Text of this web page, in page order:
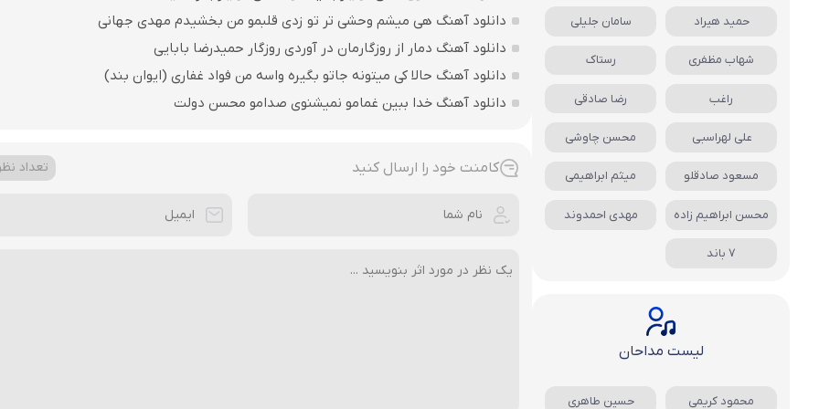
دانلود آهنگ هی میشم وحشی تر تو زدی قلبمو من بخشیدم مهدی جهانی
دانلود آهنگ دمار از روزگارمان در آوردی روزگار حمیدرضا بابایی
دانلود آهنگ حالا کی میتونه جاتو بگیره واسه من فواد غفاری (ایوان بند)
دانلود آهنگ خدا ببین غمامو نمیشنوی صدامو محسن دولت
کامنت خود را ارسال کنید تعداد
حمید هیراد سامان جلیلی
شهاب مظفری رستاک
راغب رضا صادقی
علی لهراسبی محسن چاوشی
مسعود صادقلو میثم ابراهیمی
محسن ابراهیم زاده مهدی احمدوند
7 باند
لیست مداحان
محمود کریمی حسین طاهری